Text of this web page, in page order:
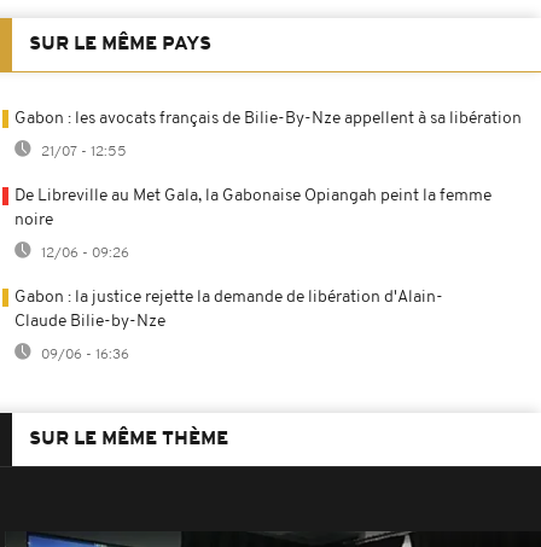
SUR LE MÊME PAYS
Gabon : les avocats français de Bilie-By-Nze appellent à sa libération
21/07 - 12:55
De Libreville au Met Gala, la Gabonaise Opiangah peint la femme
noire
12/06 - 09:26
Gabon : la justice rejette la demande de libération d'Alain-
Claude Bilie-by-Nze
09/06 - 16:36
SUR LE MÊME THÈME